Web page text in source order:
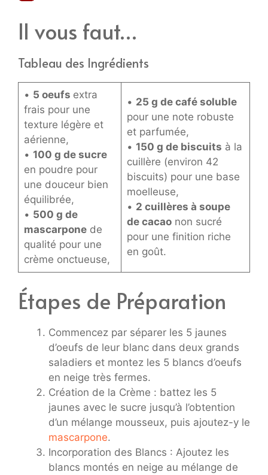
Il vous faut…
Tableau des Ingrédients
• 5 oeufs extra
frais pour une
texture légère et
aérienne,
• 100 g de sucre
en poudre pour
une douceur bien
équilibrée,
• 500 g de
mascarponede
qualité pour une
crème onctueuse,
• 25 g de café soluble
pour une note robuste
et parfumée,
• 150 g de biscuits à la
cuillère (environ 42
biscuits) pour une base
moelleuse,
• 2 cuillères à soupe
de cacaonon sucré
pour une finition riche
en goût.
Étapes de Préparation
Commencez par séparer les 5 jaunes
d’oeufs de leur blanc dans deux grands
saladiers et montez les 5 blancs d’oeufs
en neige très fermes.
Création de la Crème : battez les 5
jaunes avec le sucre jusqu’à l’obtention
d’un mélange mousseux, puis ajoutez-y le
mascarpone.
Incorporation des Blancs : Ajoutez les
blancs montés en neige au mélange de